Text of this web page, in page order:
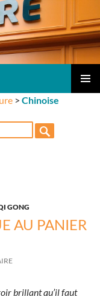
> Chinoise
GONG
AU PANIER
brillant qu’il faut